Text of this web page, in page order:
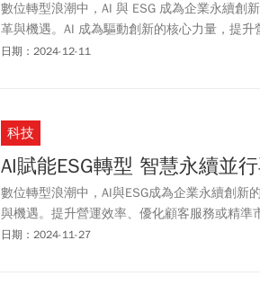
數位轉型浪潮中，AI 與 ESG 成為企業永續創
革與機遇。AI 成為驅動創新的核心力量，提
達成企業永續經營目標。為帶領連鎖產業接軌
日期：2024-12-11
科技
AI賦能ESG轉型 智慧永續並
數位轉型浪潮中，AI與ESG成為企業永續創新
與機遇。提升營運效率、優化顧客服務或精
經營是企業追求的目標。為帶領連鎖產業接軌
日期：2024-11-27